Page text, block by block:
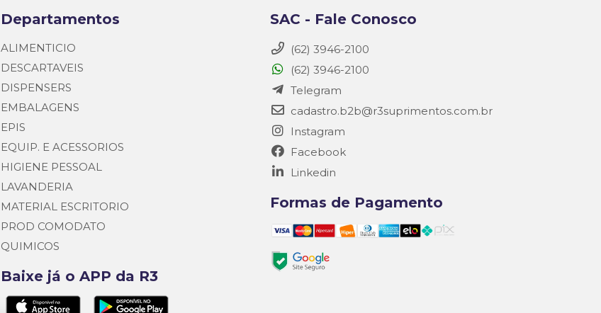
Departamentos
ALIMENTICIO
DESCARTAVEIS
DISPENSERS
EMBALAGENS
EPIS
EQUIP. E ACESSORIOS
HIGIENE PESSOAL
LAVANDERIA
MATERIAL ESCRITORIO
PROD COMODATO
QUIMICOS
Baixe já o APP da R3
SAC - Fale Conosco
(62) 3946-2100
(62) 3946-2100
Telegram
cadastro.b2b@r3suprimentos.com.br
Instagram
Facebook
Linkedin
Formas de Pagamento